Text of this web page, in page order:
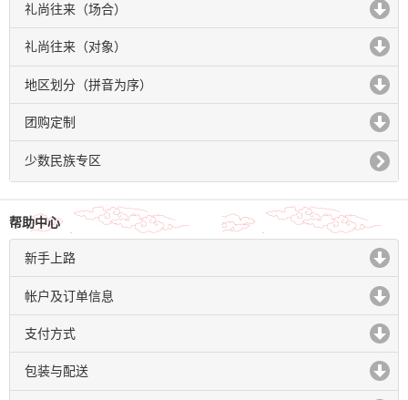
礼尚往来（场合）
click to expand contents
礼尚往来（对象）
click to expand contents
地区划分（拼音为序）
click to expand contents
团购定制
click to expand contents
少数民族专区
帮助中心
新手上路
click to expand contents
帐户及订单信息
click to expand contents
支付方式
click to expand contents
包装与配送
click to expand contents